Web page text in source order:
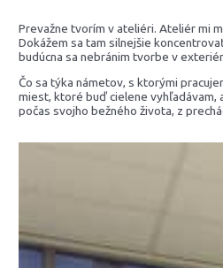
Prevažne tvorím v ateliéri. Ateliér mi
Dokážem sa tam silnejšie
budúcna sa nebránim tvorbe v
Čo sa týka námetov, s ktorými
miest, ktoré buď cielene vyhľadávam,
počas svojho bežného života, z